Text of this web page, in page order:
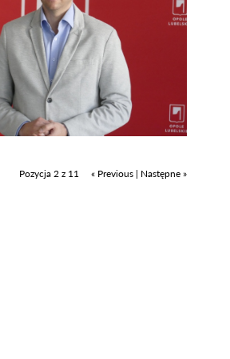
Pozycja 2 z 11 « Previous | Następne »